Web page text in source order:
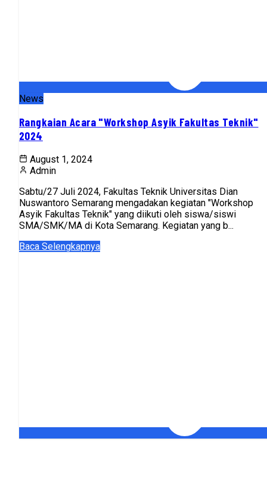
News
Rangkaian Acara "Workshop Asyik Fakultas Teknik"
2024
August 1, 2024
Admin
Sabtu/27 Juli 2024, Fakultas Teknik Universitas Dian
Nuswantoro Semarang mengadakan kegiatan "Workshop
Asyik Fakultas Teknik" yang diikuti oleh siswa/siswi
SMA/SMK/MA di Kota Semarang. Kegiatan yang b...
Baca Selengkapnya